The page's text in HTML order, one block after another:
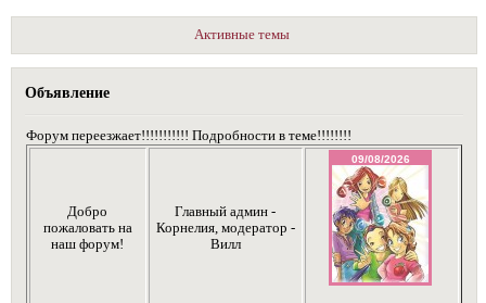
Активные темы
Объявление
Форум переезжает!!!!!!!!!!! Подробности в теме!!!!!!!!
Добро
пожаловать на
наш форум!
Главный админ -
Корнелия, модератор -
Вилл